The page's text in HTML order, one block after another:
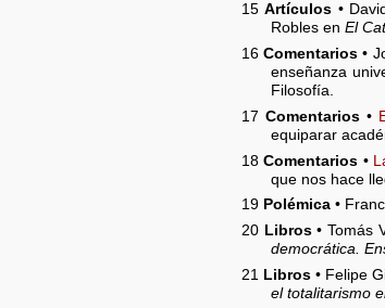
15Artículos •
Robles enEl
16Comentarios •
enseñanza
Filosofía.
17Comentarios •
equiparar
18Comentarios •
que nos hace
19 Polémica •
20 Libros• Tomás
democrática.
21 Libros • Felipe
el totalitarismo